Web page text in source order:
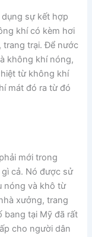
sự kết hợp
khí có kèm hơi
trại. Để nước
không khí nóng,
từ không khí
mát đó ra từ đó
mới trong
cả. Nó được sử
nóng và khô từ
xưởng, trang
bang tại Mỹ đã rất
cho người dân